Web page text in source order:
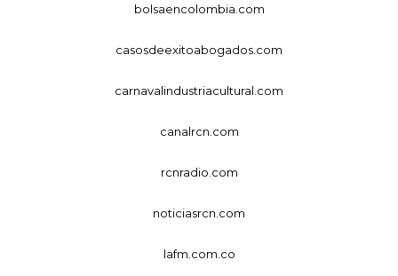
bolsaencolombia.com
casosdeexitoabogados.com
carnavalindustriacultural.com
canalrcn.com
rcnradio.com
noticiasrcn.com
lafm.com.co